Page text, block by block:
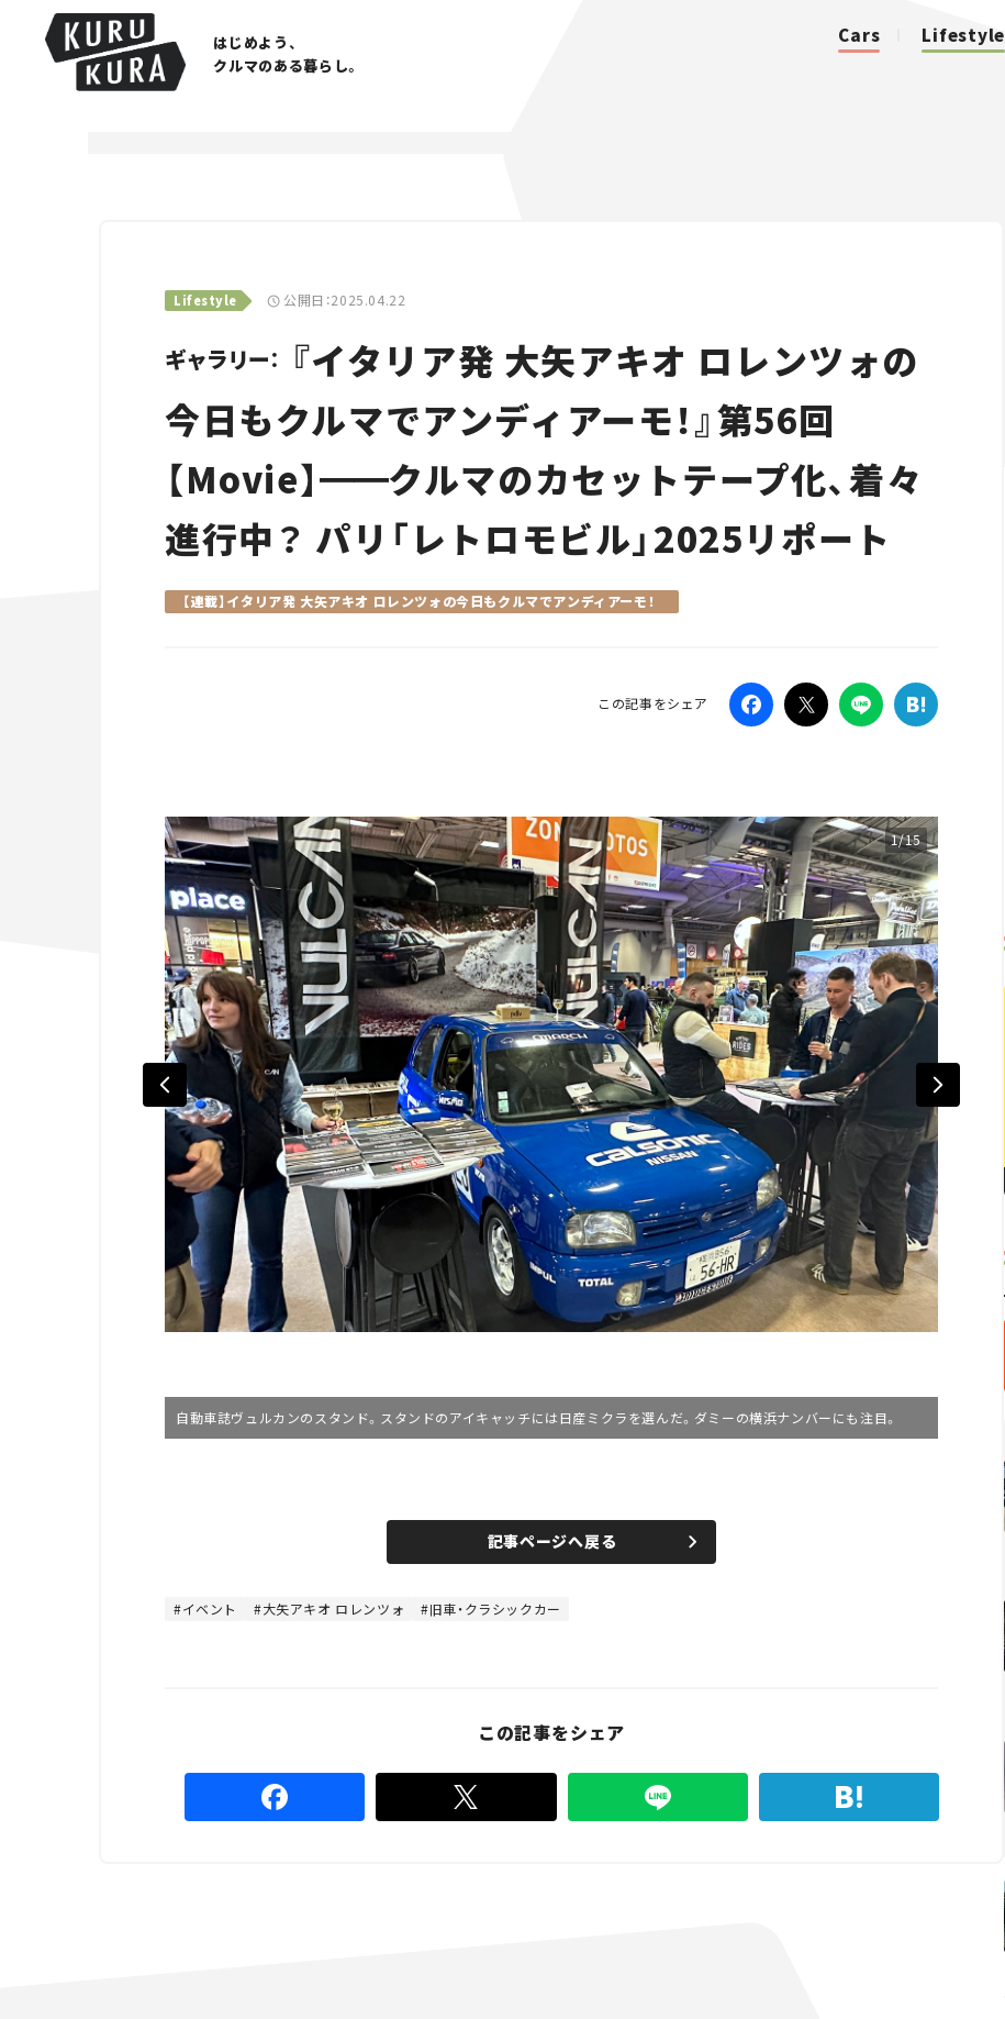
はじめよう、
クルマのある暮らし。
Cars Lifestyle
Lifestyle 公開日：2025.04.22
ギャラリー： 『イタリア発 大矢アキオ ロレンツォの
今日もクルマでアンディアーモ！』第56回
【Movie】━━クルマのカセットテープ化、着々
進行中？ パリ「レトロモビル」2025リポート
【連載】イタリア発 大矢アキオ ロレンツォの今日もクルマでアンディアーモ！
この記事をシェア
1/15
自動車誌ヴュルカンのスタンド。スタンドのアイキャッチには日産ミクラを選んだ。ダミーの横浜ナンバーにも注目。
8
.
記事ページへ戻る
イベント 大矢アキオ ロレンツォ 旧車・クラシックカー
この記事をシェア
Traffic
Series
Campaign